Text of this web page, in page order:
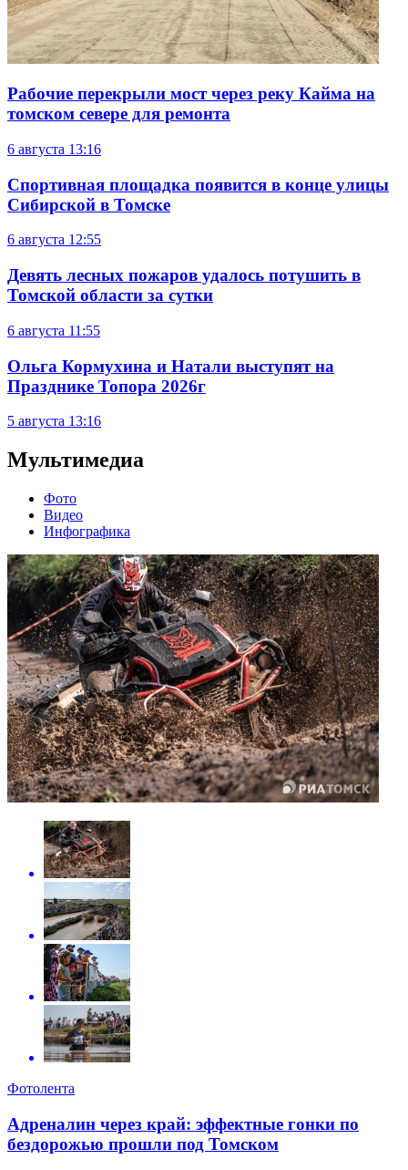
Рабочие перекрыли мост через реку Кайма на
томском севере для ремонта
6 августа 13:16
Спортивная площадка появится в конце улицы
Сибирской в Томске
6 августа 12:55
Девять лесных пожаров удалось потушить в
Томской области за сутки
6 августа 11:55
Ольга Кормухина и Натали выступят на
Празднике Топора 2026г
5 августа 13:16
Мультимедиа
Фото
Видео
Инфографика
Фотолента
Адреналин через край: эффектные гонки по
бездорожью прошли под Томском